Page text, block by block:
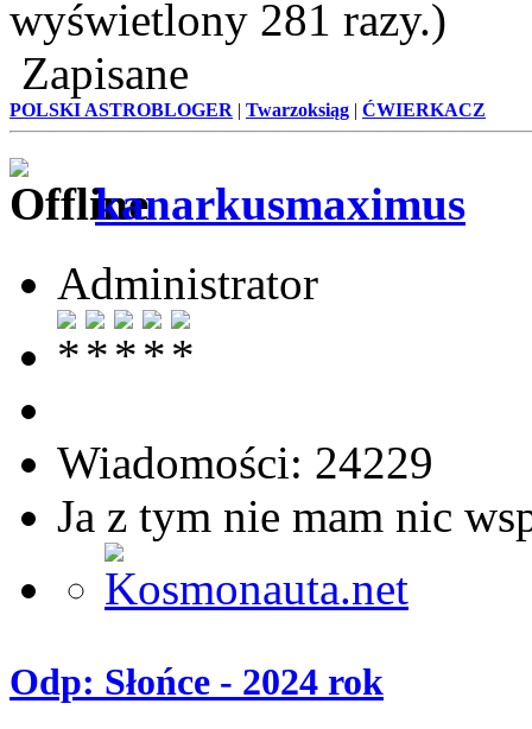
wyświetlony 281 razy.)
Zapisane
POLSKI ASTROBLOGER | Twarzoksiąg | ĆWIERKACZ
kanarkusmaximus
Administrator
Wiadomości: 24229
Ja z tym nie mam nic
Odp: Słońce - 2024 rok